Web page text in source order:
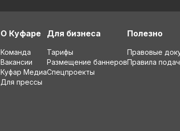
О Куфаре
Команда
Вакансии
Куфар Медиа
Для прессы
Для бизнеса
Тарифы
Размещение баннеров
Спецпроекты
Полезно
Правовые
Правила